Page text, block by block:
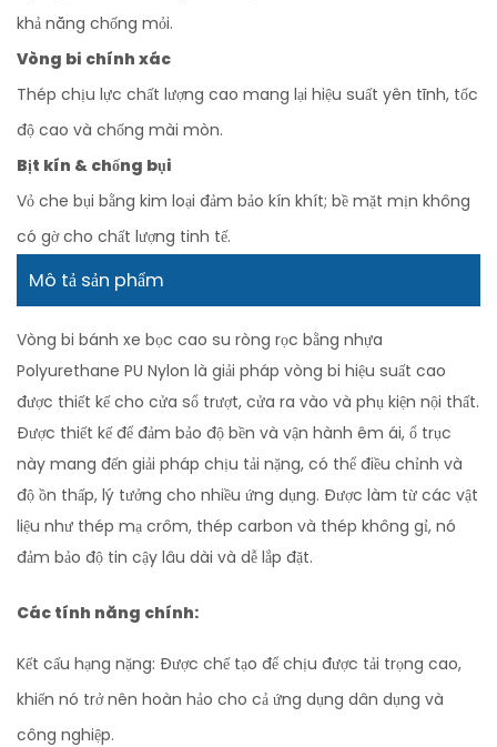
khả năng chống mỏi.
Vòng bi chính xác
Thép chịu lực chất lượng cao mang lại hiệu suất yên tĩnh, tốc
độ cao và chống mài mòn.
Bịt kín & chống bụi
Vỏ che bụi bằng kim loại đảm bảo kín khít; bề mặt mịn không
có gờ cho chất lượng tinh tế.
Mô tả sản phẩm
Vòng bi bánh xe bọc cao su ròng rọc bằng nhựa
Polyurethane PU Nylon là giải pháp vòng bi hiệu suất cao
được thiết kế cho cửa sổ trượt, cửa ra vào và phụ kiện nội thất.
Được thiết kế để đảm bảo độ bền và vận hành êm ái, ổ trục
này mang đến giải pháp chịu tải nặng, có thể điều chỉnh và
độ ồn thấp, lý tưởng cho nhiều ứng dụng. Được làm từ các vật
liệu như thép mạ crôm, thép carbon và thép không gỉ, nó
đảm bảo độ tin cậy lâu dài và dễ lắp đặt.
Các tính năng chính:
Kết cấu hạng nặng: Được chế tạo để chịu được tải trọng cao,
khiến nó trở nên hoàn hảo cho cả ứng dụng dân dụng và
công nghiệp.